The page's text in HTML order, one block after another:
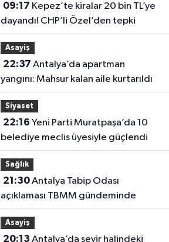
09:17
dayandı! CHP’li Özel’den tepki
Asayiş
22:37
yangını: Mahsur kalan aile kurtarıldı
Siyaset
22:16
belediye meclis üyesiyle güçlendi
Sağlık
21:30Antalya Tabip Odası
açıklaması TBMM gündeminde
Asayiş
20:13